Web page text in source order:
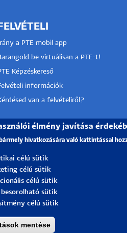
FELVÉTELI
Irány a PTE mobil app
be virtuálisan a PTE-t!
Képzéskereső
információk
van a felvételiről?
KÖZPONT
Igazgatóság
élmény javítása
hivatkozására való kattintással
célú sütik
célú sütik
célú sütik
besorolható sütik
célú sütik
mentése